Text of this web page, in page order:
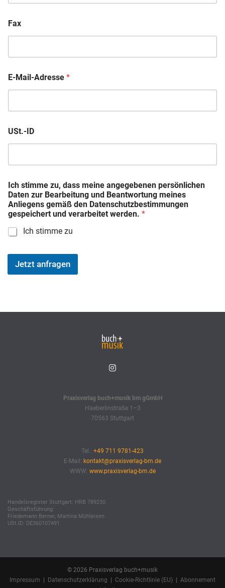
Fax
E-Mail-Adresse *
USt.-ID
Ich stimme zu, dass meine angegebenen persönlichen
Daten zur Bearbeitung und Beantwortung meines
Anliegens gemäß den Datenschutzbestimmungen
gespeichert und verarbeitet werden. *
Ich stimme zu
Jetzt anfragen
Praxisverlag buch+musik bm gGmbH
Haeberlinstraße 1–3
70563 Stuttgart
Tel.: +49 711 9781-423
E-Mail: kontakt@praxisverlag-bm.de
WWW: www.praxisverlag-bm.de
Handelsregister Stuttgart: HRB 789230
Geschäftsführung:
Friedemann Berner, Martina Mühleisen
USt.ID: DE360107491
© 2026 Praxisverlag buch+musik
Impressum
Datenschutzerklärung Cookie-Richtlinie (EU)
Abonnement